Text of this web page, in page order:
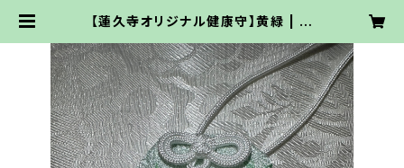
【蓮久寺オリジナル健康守】黄緑 | 大
ラインショップ-